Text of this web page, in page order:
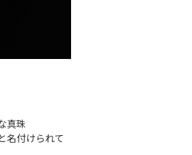
真珠
名付けられて